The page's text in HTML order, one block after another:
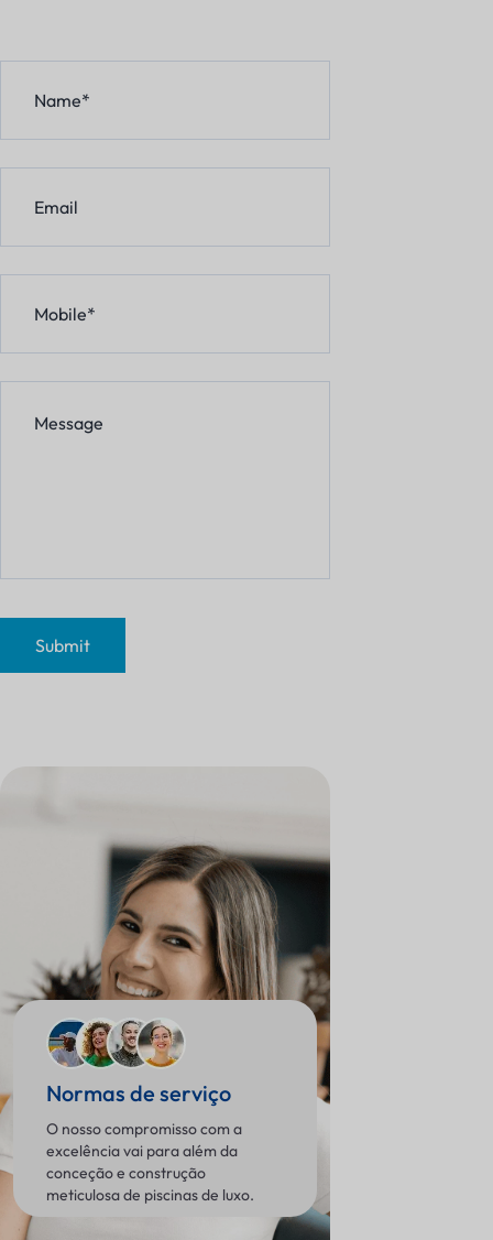
Submit
Normas de serviço
O nosso compromisso com a
excelência vai para além da
conceção e construção
meticulosa de piscinas de luxo.